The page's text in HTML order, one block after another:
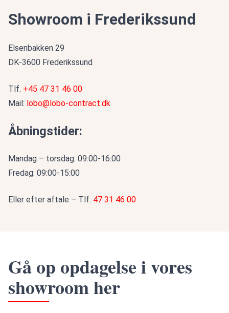
Showroom i Frederikssund
Elsenbakken 29
DK-3600 Frederikssund
Tlf. +45 47 31 46 00
Mail: lobo@lobo-contract.dk
Åbningstider:
Mandag – torsdag: 09:00-16:00
Fredag: 09:00-15:00
Eller efter aftale – Tlf: 47 31 46 00
Gå op opdagelse i vores
showroom her